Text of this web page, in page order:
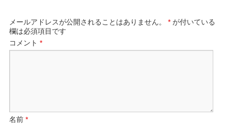
メールアドレスが公開されることはありません。 * が付いている
欄は必須項目です
コメント*
名前*